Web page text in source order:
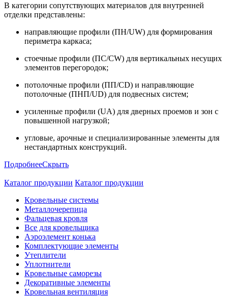
В категории сопутствующих материалов для внутренней
отделки представлены:
направляющие профили (ПН/UW) для формирования
периметра каркаса;
стоечные профили (ПС/CW) для вертикальных несущих
элементов перегородок;
потолочные профили (ПП/CD) и направляющие
потолочные (ПНП/UD) для подвесных систем;
усиленные профили (UA) для дверных проемов и зон с
повышенной нагрузкой;
угловые, арочные и специализированные элементы для
нестандартных конструкций.
ПодробнееСкрыть
Каталог продукции Каталог продукции
Кровельные системы
Металлочерепица
Фальцевая кровля
Все для кровельщика
Аэроэлемент конька
Комплектующие элементы
Утеплители
Уплотнители
Кровельные саморезы
Декоративные элементы
Кровельная вентиляция